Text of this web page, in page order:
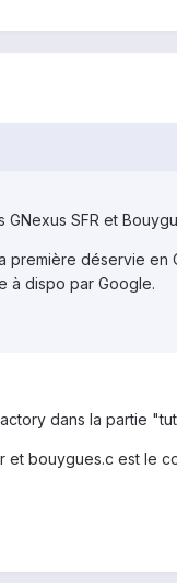
SFR et
première déservie
à dispo par Google.
dans la partie
et bouygues.c est le